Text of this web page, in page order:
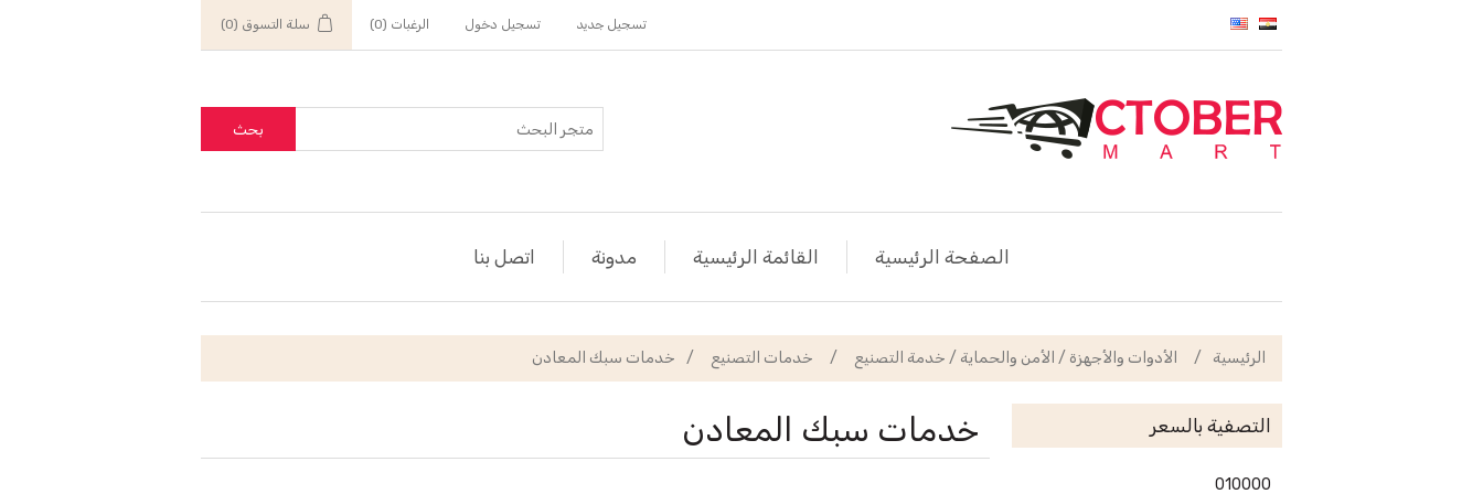
تسجيل جديد تسجيل دخول الرغبات (0) سلة التسوق (0)
بحث
الصفحة الرئيسية القائمة الرئيسية مدونة اتصل بنا
الرئيسية / الأدوات والأجهزة / الأمن والحماية / خدمة التصنيع / خدمات التصنيع / خدمات سبك المعادن
التصفية بالسعر
010000
خدمات سبك المعادن